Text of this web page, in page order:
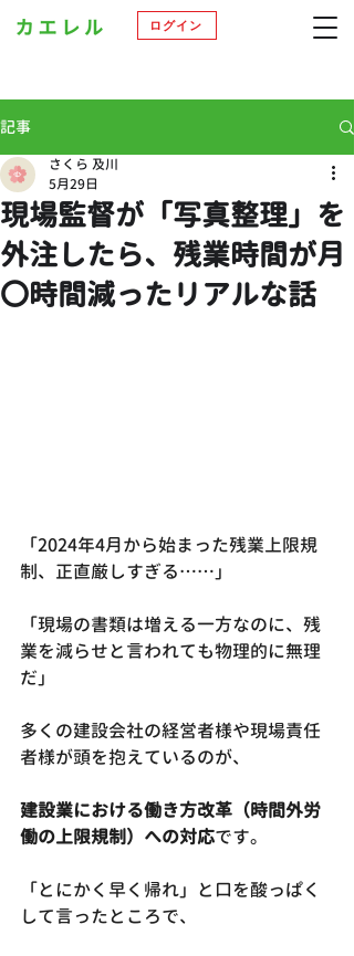
ログイン
記事
現場監督が「写真整理」を
外注したら、残業時間が月
〇時間減ったリアルな話
さくら 及川
5月29日
「2024年4月から始まった残業上限規
制、正直厳しすぎる……」
「現場の書類は増える一方なのに、残
業を減らせと言われても物理的に無理
だ」
多くの建設会社の経営者様や現場責任
者様が頭を抱えているのが、
建設業における働き方改革（時間外労
働の上限規制）への対応です。
「とにかく早く帰れ」と口を酸っぱく
して言ったところで、